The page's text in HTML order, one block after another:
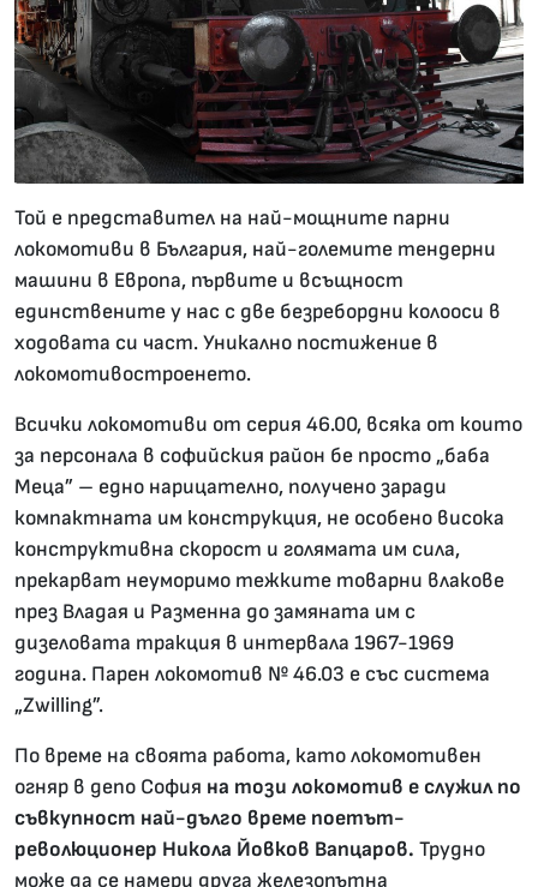
Той е представител на най-мощните парни
локомотиви в България, най-големите тендерни
машини в Европа, първите и всъщност
единствените у нас с две безребордни колооси в
ходовата си част. Уникално постижение в
локомотивостроенето.
Всички локомотиви от серия 46.00, всяка от които
за персонала в софийския район бе просто „баба
Меца” – едно нарицателно, получено заради
компактната им конструкция, не особено висока
конструктивна скорост и голямата им сила,
прекарват неуморимо тежките товарни влакове
през Владая и Разменна до замяната им с
дизеловата тракция в интервала 1967-1969
година. Парен локомотив № 46.03 е със система
„Zwilling”.
По време на своята работа, като локомотивен
огняр в депо София на този локомотив е служил по
съвкупност най-дълго време поетът-
революционер Никола Йовков Вапцаров. Трудно
може да се намери друга железопътна